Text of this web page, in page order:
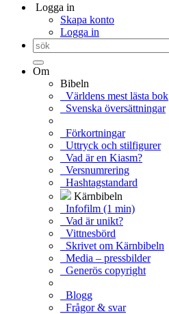
Logga in
Skapa konto
Logga in
Om
Bibeln
Världens mest lästa bok
Svenska översättningar
Förkortningar
Uttryck och stilfigurer
Vad är en Kiasm?
Versnumrering
Hashtagstandard
Kärnbibeln
Infofilm (1 min)
Vad är unikt?
Vittnesbörd
Skrivet om Kärnbibeln
Media – pressbilder
Generös copyright
Blogg
Frågor & svar